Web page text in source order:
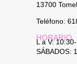
13700
Teléfono:
HORARIO
L a V:
SÁBADOS: